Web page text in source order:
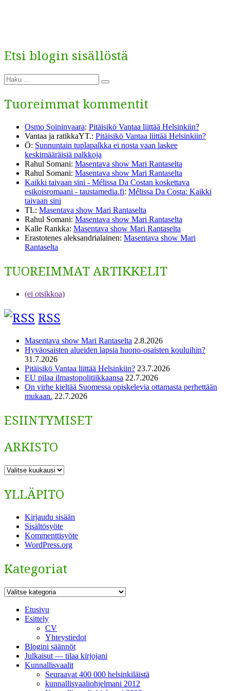
Etsi blogin sisällöstä
Etsi:
Haku
Tuoreimmat kommentit
Osmo Soininvaara: Pitäisikö Vantaa liittää Helsinkiin?
Vantaa ja ratikkaYT.: Pitäisikö Vantaa liittää Helsinkiin?
Ö: Sunnuntain tuplapalkka ei nosta vaan laskee
keskimääräisiä palkkoja
Rahul Somani: Masentava show Mari Rantaselta
Rahul Somani: Masentava show Mari Rantaselta
Kaikki taivaan sini - Mélissa Da Costan koskettava
esikoisromaani - taustamedia.fi: Mélissa Da Costa: Kaikki
taivaan sini
TL: Masentava show Mari Rantaselta
Rahul Somani: Masentava show Mari Rantaselta
Kalle Rankka: Masentava show Mari Rantaselta
Erastotenes aleksandrialainen: Masentava show Mari
Rantaselta
TUOREIMMAT ARTIKKELIT
(ei otsikkoa)
RSS
Masentava show Mari Rantaselta 2.8.2026
Hyväosaisten alueiden lapsia huono-osaisten kouluihin?
31.7.2026
Pitäisikö Vantaa liittää Helsinkiin? 23.7.2026
EU pilaa ilmastopolitiikkaansa 22.7.2026
On virhe kieltää Suomessa opiskelevia ottamasta perhettään
mukaan. 22.7.2026
ESIINTYMISET
ARKISTO
ARKISTO
YLLÄPITO
Kirjaudu sisään
Sisältösyöte
Kommenttisyöte
WordPress.org
Kategoriat
Kategoriat
Etusivu
Esittely
CV
Yhteystiedot
Blogini säännöt
Julkaisut — tilaa kirjojani
Kunnallisvaalit
Seuraavat 400 000 helsinkiläistä
kunnallisvaaliohjelmani 2012